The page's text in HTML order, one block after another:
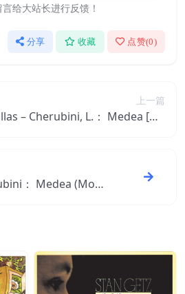
给大站长进行反馈！
分享 收藏 点赞(0)
上一篇
– Cherubini, L.： Medea [Op
： Medea (Mono